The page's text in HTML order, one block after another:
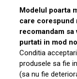
Modelul poarta
care corespund
recomandam sa
purtati in mod
Conditia
produsele sa fie
(sa nu fie